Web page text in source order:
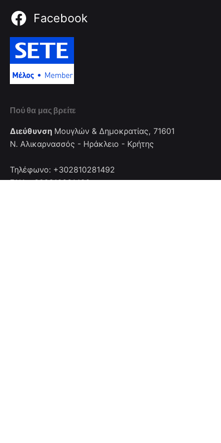
Facebook
Πού θα μας βρείτε
Διεύθυνση Μουγλών & Δημοκρατίας, 71601
Ν. Αλικαρνασσός - Ηράκλειο - Κρήτης
Τηλέφωνο: +302810281492
FAX: +302810281492